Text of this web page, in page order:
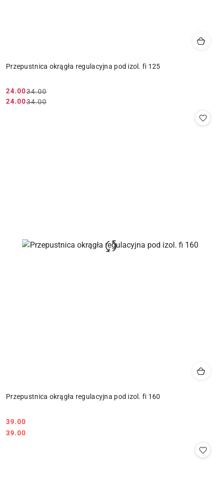
Przepustnica okrągła regulacyjna pod izol. fi 125
Cena
24.00
Cena
34.00
Cena
24.00
Cena
34.00
Przepustnica okrągła regulacyjna pod izol. fi 160
Cena:
39.00
Cena:
39.00